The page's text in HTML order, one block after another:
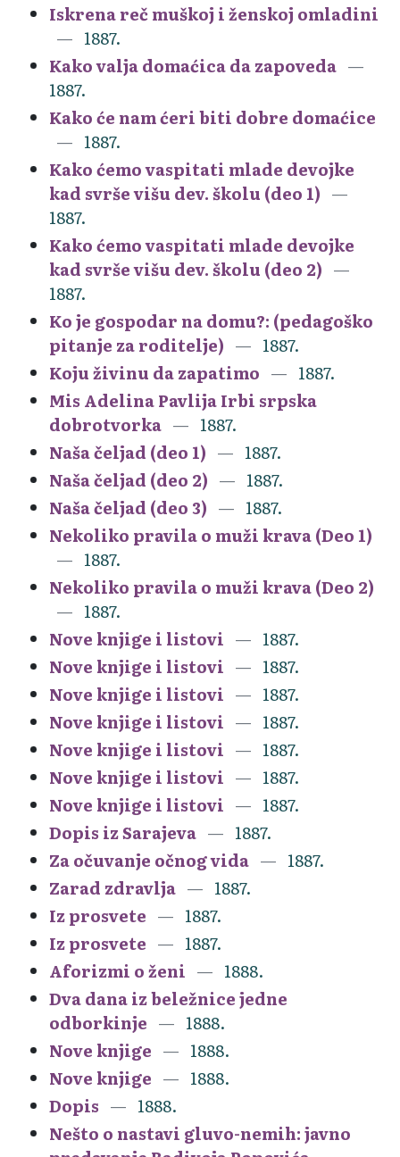
Iskrena reč muškoj i ženskoj omladini
1887.
Kako valja domaćica da zapoveda
1887.
Kako će nam ćeri biti dobre domaćice
1887.
Kako ćemo vaspitati mlade devojke
kad svrše višu dev. školu (deo 1)
1887.
Kako ćemo vaspitati mlade devojke
kad svrše višu dev. školu (deo 2)
1887.
Ko je gospodar na domu?: (pedagoško
pitanje za roditelje)
1887.
Koju živinu da zapatimo
1887.
Mis Adelina Pavlija Irbi srpska
dobrotvorka
1887.
Naša čeljad (deo 1)
1887.
Naša čeljad (deo 2)
1887.
Naša čeljad (deo 3)
1887.
Nekoliko pravila o muži krava (Deo 1)
1887.
Nekoliko pravila o muži krava (Deo 2)
1887.
Nove knjige i listovi
1887.
Nove knjige i listovi
1887.
Nove knjige i listovi
1887.
Nove knjige i listovi
1887.
Nove knjige i listovi
1887.
Nove knjige i listovi
1887.
Nove knjige i listovi
1887.
Dopis iz Sarajeva
1887.
Za očuvanje očnog vida
1887.
Zarad zdravlja
1887.
Iz prosvete
1887.
Iz prosvete
1887.
Aforizmi o ženi
1888.
Dva dana iz beležnice jedne
odborkinje
1888.
Nove knjige
1888.
Nove knjige
1888.
Dopis
1888.
Nešto o nastavi gluvo-nemih: javno